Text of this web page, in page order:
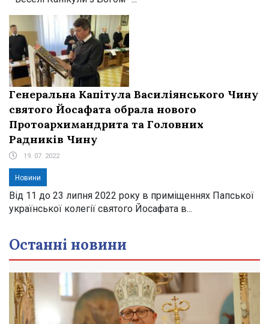
Генеральна Капітула Василіянського Чину
святого Йосафата обрала нового
Протоархимандрита та Головних
Радників Чину
19. 07. 2022
Новини
Від 11 до 23 липня 2022 року в приміщеннях Папської
української колегії святого Йосафата в...
Останні новини